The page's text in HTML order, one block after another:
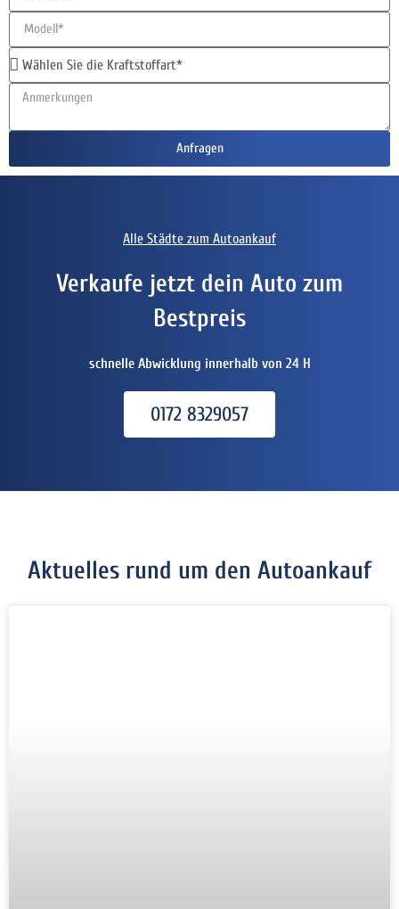
Anfragen
Alle Städte zum Autoankauf
Verkaufe jetzt dein Auto zum
Bestpreis
schnelle Abwicklung innerhalb von 24 H
0172 8329057
Aktuelles rund um den Autoankauf